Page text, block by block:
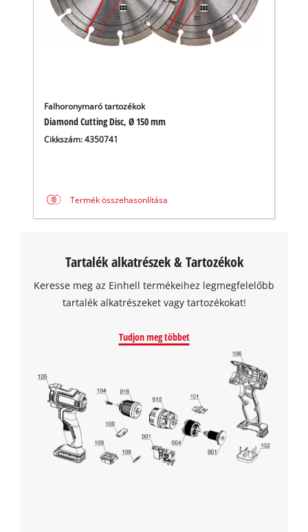
szükségünk van az Ön jóváhagyására!
visitor. The website owner needs to setup
to the list of technologies used.
Falhoronymaró tartozékok
Diamond Cutting Disc, Ø 150 mm
Cikkszám: 4350741
Termék összehasonlítása
Tartalék alkatrészek & Tartozékok
Keresse meg az Einhell termékeihez legmegfelelőbb
tartalék alkatrészeket vagy tartozékokat!
Tudjon meg többet